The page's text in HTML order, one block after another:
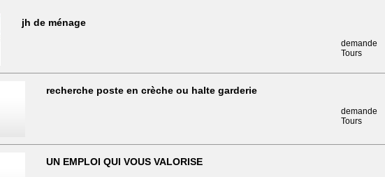
jh de ménage
demande
Tours
recherche poste en crèche ou halte garderie
demande
Tours
UN EMPLOI QUI VOUS VALORISE